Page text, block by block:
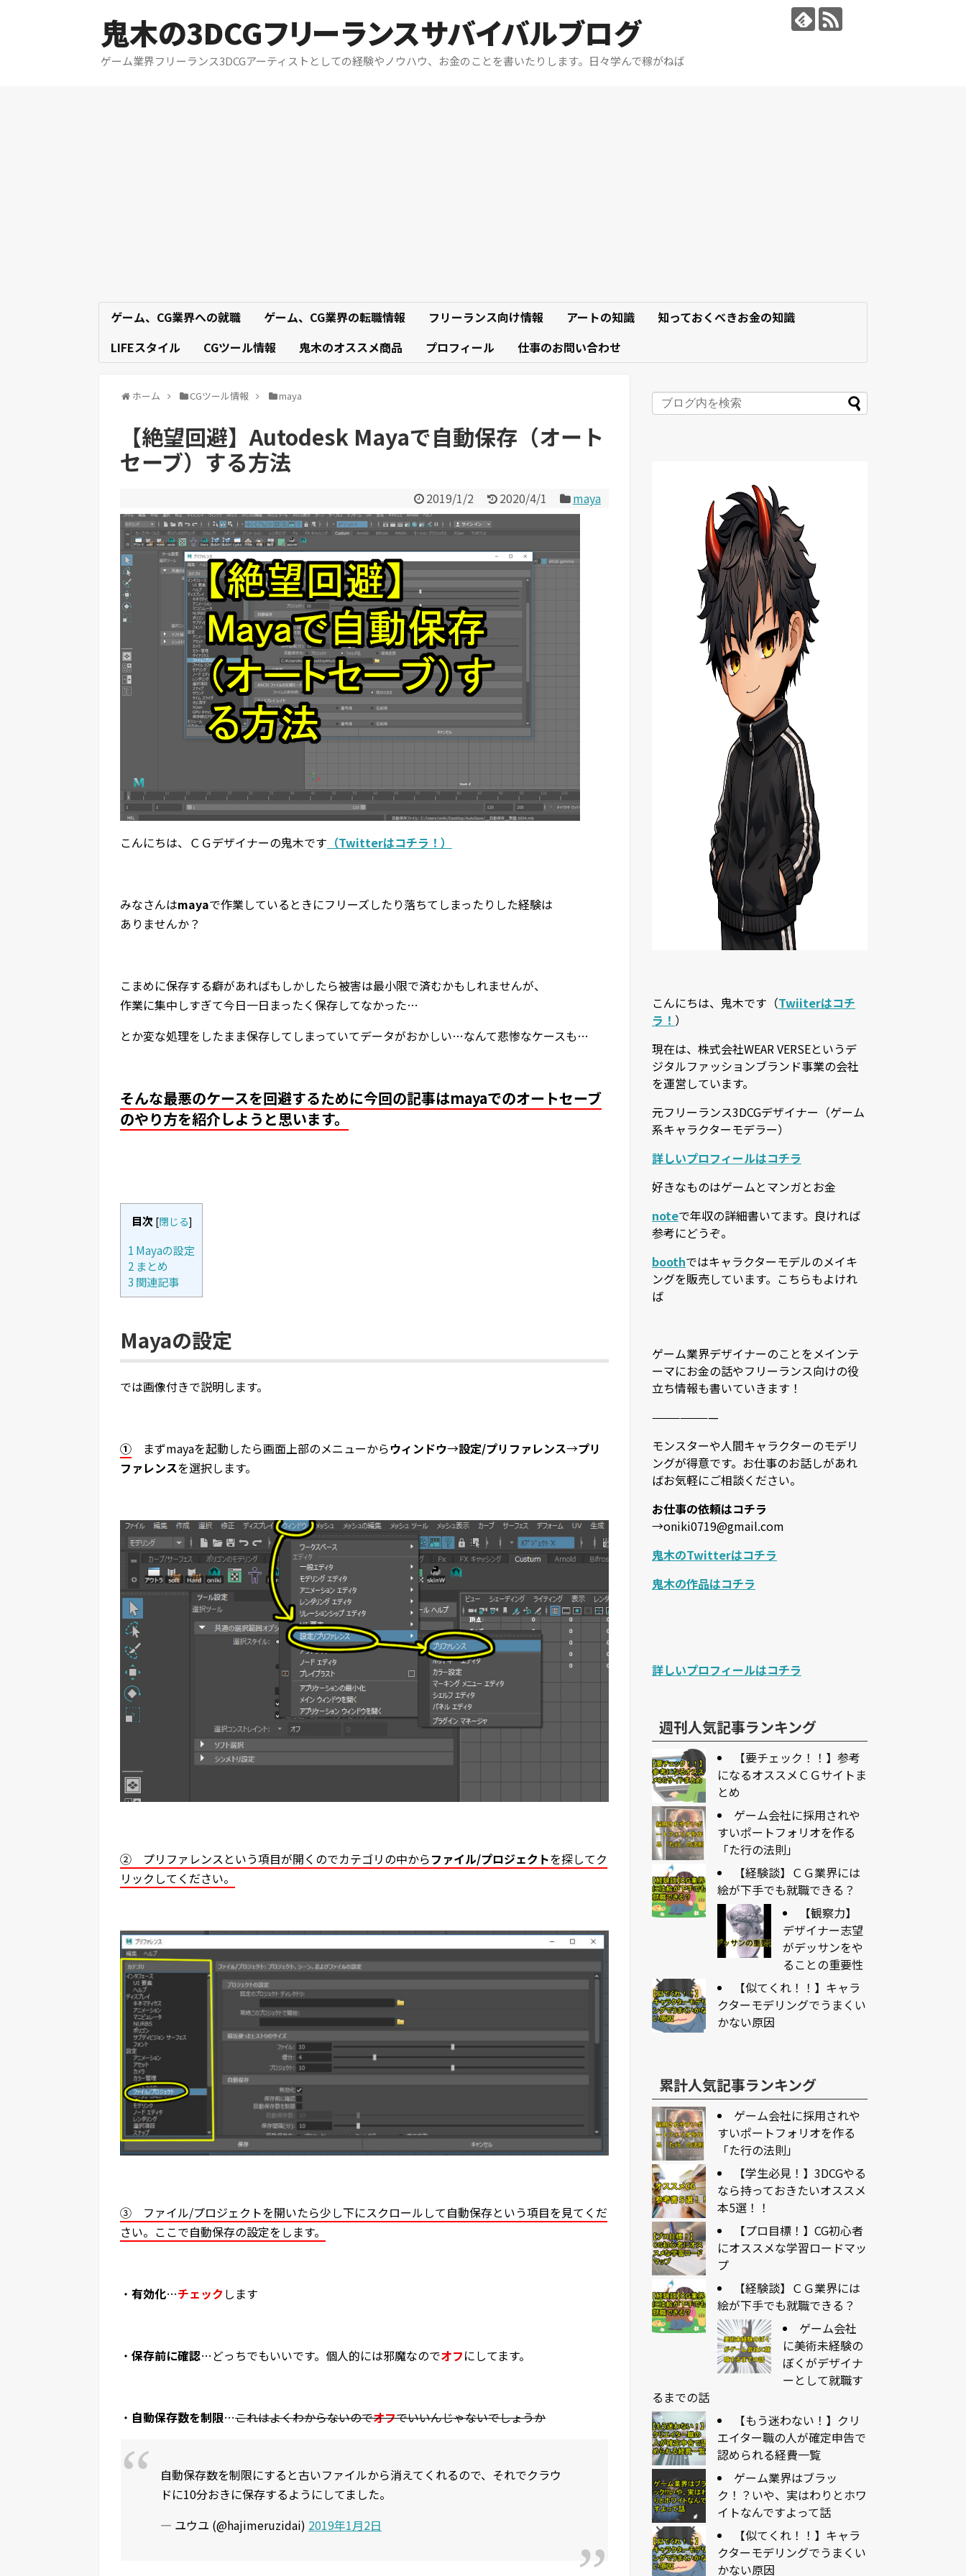
鬼木の3DCGフリーランスサバイバルブログ
ゲーム業界フリーランス3DCGアーティストとしての経験やノウハウ、お金のことを書いたりします。日々学んで稼がねば
ゲーム、CG業界への就職 ゲーム、CG業界の転職情報 フリーランス向け情報 アートの知識
知っておくべきお金の知識
LIFEスタイル
CGツール情報 鬼木のオススメ商品 プロフィール 仕事のお問い合わせ
ホーム CGツール情報 maya
【絶望回避】Autodesk Mayaで自動保存（オート
セーブ）する方法
2019/1/2 2020/4/1 maya
こんにちは、ＣＧデザイナーの鬼木です （Twitterはコチラ！）
みなさんはmayaで作業しているときにフリーズしたり落ちてしまったりした経験は
ありませんか？
こまめに保存する癖があればもしかしたら被害は最小限で済むかもしれませんが、
作業に集中しすぎて今日一日まったく保存してなかった…
とか変な処理をしたまま保存してしまっていてデータがおかしい…なんて悲惨なケースも…
そんな最悪のケースを回避するために今回の記事はmayaでのオートセーブ
のやり方を紹介しようと思います。
目次 [閉じる]
1 Mayaの設定
2 まとめ
3 関連記事
Mayaの設定
では画像付きで説明します。
① まずmayaを起動したら画面上部のメニューからウィンドウ→設定/プリファレンス→プリ
ファレンスを選択します。
② プリファレンスという項目が開くのでカテゴリの中からファイル/プロジェクトを探してク
リックしてください。
③ ファイル/プロジェクトを開いたら少し下にスクロールして自動保存という項目を見てくだ
さい。ここで自動保存の設定をします。
・ 有効化…チェックします
・ 保存前に確認…どっちでもいいです。個人的には邪魔なのでオフにしてます。
・ 自動保存数を制限…これはよくわからないのでオフでいいんじゃないでしょうか
自動保存数を制限にすると古いファイルから消えてくれるので、それでクラウ
ドに10分おきに保存するようにしてました。
— ユウユ (@hajimeruzidai) 2019年1月2日
こんにちは、鬼木です（Twiiterはコチ
ラ！ ）
現在は、株式会社WEAR VERSEというデ
ジタルファッションブランド事業の会社
を運営しています。
元フリーランス3DCGデザイナー（ゲーム
系キャラクターモデラー）
詳しいプロフィールはコチラ
好きなものはゲームとマンガとお金
noteで年収の詳細書いてます。良ければ
参考にどうぞ。
boothではキャラクターモデルのメイキ
ングを販売しています。こちらもよけれ
ば
ゲーム業界デザイナーのことをメインテ
ーマにお金の話やフリーランス向けの役
立ち情報も書いていきます！
———————
モンスターや人間キャラクターのモデリ
ングが得意です。お仕事のお話しがあれ
ばお気軽にご相談ください。
お仕事の依頼はコチラ
→oniki0719@gmail.com
鬼木のTwitterはコチラ
鬼木の作品はコチラ
詳しいプロフィールはコチラ
週刊人気記事ランキング
【要チェック！！】参考
になるオススメＣＧサイトま
とめ
ゲーム会社に採用されや
すいポートフォリオを作る
「た行の法則」
【経験談】ＣＧ業界には
絵が下手でも就職できる？
【観察力】
デザイナー志望
がデッサンをや
ることの重要性
【似てくれ！！】キャラ
クターモデリングでうまくい
かない原因
累計人気記事ランキング
ゲーム会社に採用されや
すいポートフォリオを作る
「た行の法則」
【学生必見！】3DCGやる
なら持っておきたいオススメ
本5選！！
【プロ目標！】CG初心者
にオススメな学習ロードマッ
プ
【経験談】ＣＧ業界には
絵が下手でも就職できる？
ゲーム会社
に美術未経験の
ぼくがデザイナ
ーとして就職す
るまでの話
【もう迷わない！】クリ
エイター職の人が確定申告で
認められる経費一覧
ゲーム業界はブラッ
ク！？いや、実はわりとホワ
イトなんですよって話
【似てくれ！！】キャラ
クターモデリングでうまくい
かない原因